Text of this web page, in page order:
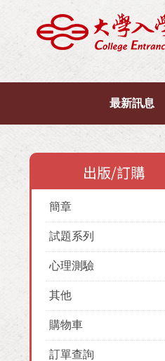
最新訊息
出版/訂購
簡章
試題系列
心理測驗
其他
購物車
訂單查詢